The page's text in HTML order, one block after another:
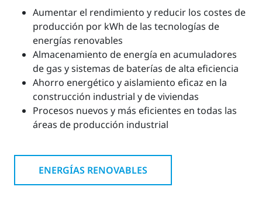
Aumentar el rendimiento y reducir los costes de
producción por kWh de las tecnologías de
energías renovables
Almacenamiento de energía en acumuladores
de gas y sistemas de baterías de alta eficiencia
Ahorro energético y aislamiento eficaz en la
construcción industrial y de viviendas
Procesos nuevos y más eficientes en todas las
áreas de producción industrial
ENERGÍAS RENOVABLES